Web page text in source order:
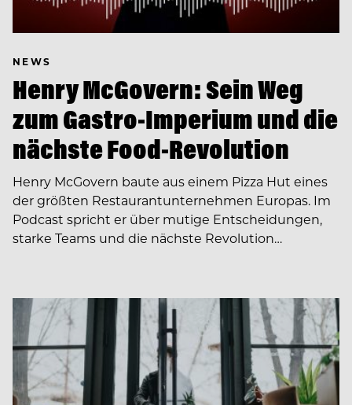
NEWS
Henry McGovern: Sein Weg
zum Gastro-Imperium und die
nächste Food-Revolution
Henry McGovern baute aus einem Pizza Hut eines
der größten Restaurantunternehmen Europas. Im
Podcast spricht er über mutige Entscheidungen,
starke Teams und die nächste Revolution…